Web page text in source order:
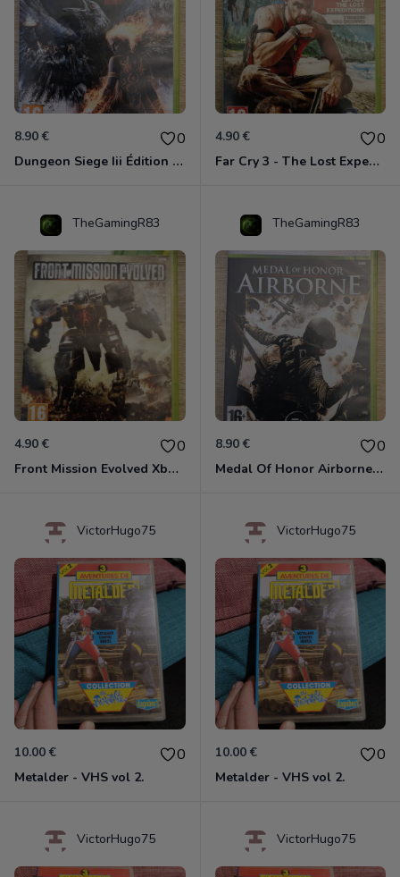
8.90 € 0
Dungeon Siege Iii Édition Limitée - Vf Intégrale Xbox 360
4.90 € 0
Far Cry 3 - The Lost Expeditions - Edition Spéciale Xbox 360
TheGamingR83
4.90 € 0
Front Mission Evolved Xbox 360
TheGamingR83
8.90 € 0
Medal Of Honor Airborne Xbox 360
VictorHugo75
10.00 € 0
Metalder - VHS vol 2.
VictorHugo75
10.00 € 0
Metalder - VHS vol 2.
VictorHugo75 VictorHugo75